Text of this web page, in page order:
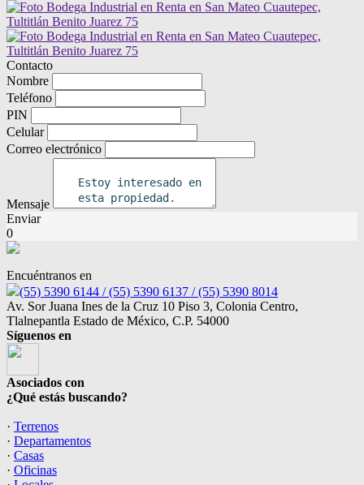
Contacto
Nombre
Teléfono
PIN
Celular
Correo electrónico
Mensaje
Enviar
0
Encuéntranos en
(55) 5390 6144 / (55) 5390 6137 / (55) 5390 8014
Av. Sor Juana Ines de la Cruz 10 Piso 3, Colonia Centro,
Tlalnepantla Estado de México, C.P. 54000
Síguenos en
Asociados con
¿Qué estás buscando?
· Terrenos
· Departamentos
· Casas
· Oficinas